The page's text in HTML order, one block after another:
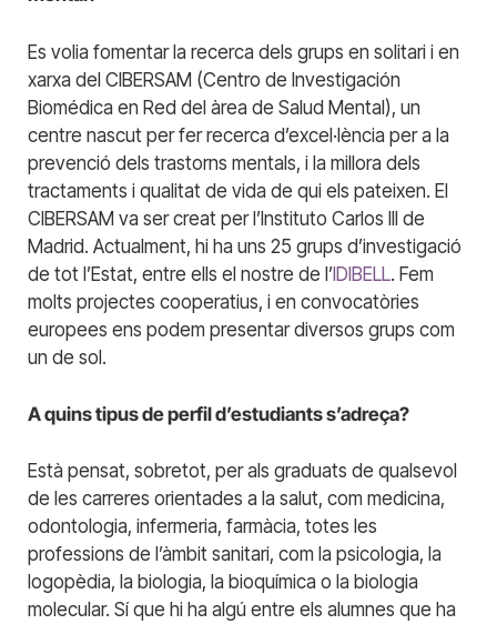
Es volia fomentar la recerca dels grups en solitari i en
xarxa del CIBERSAM (Centro de Investigación
Biomédica en Red del àrea de Salud Mental), un
centre nascut per fer recerca d’excel·lència per a la
prevenció dels trastorns mentals, i la millora dels
tractaments i qualitat de vida de qui els pateixen. El
CIBERSAM va ser creat per l’Instituto Carlos III de
Madrid. Actualment, hi ha uns 25 grups d’investigació
de tot l’Estat, entre ells el nostre de l’IDIBELL. Fem
molts projectes cooperatius, i en convocatòries
europees ens podem presentar diversos grups com
un de sol.
A quins tipus de perfil d’estudiants s’adreça?
Està pensat, sobretot, per als graduats de qualsevol
de les carreres orientades a la salut, com medicina,
odontologia, infermeria, farmàcia, totes les
professions de l’àmbit sanitari, com la psicologia, la
logopèdia, la biologia, la bioquímica o la biologia
molecular. Sí que hi ha algú entre els alumnes que ha